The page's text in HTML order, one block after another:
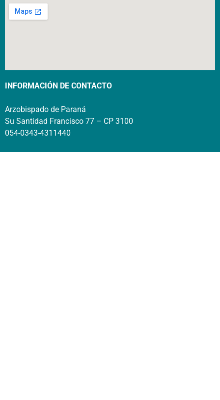
INFORMACIÓN DE CONTACTO
Arzobispado de Paraná
Su Santidad Francisco 77 – CP 3100
054-0343-4311440